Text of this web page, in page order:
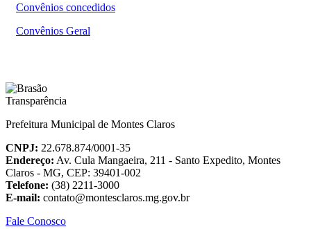
Convênios concedidos
Convênios Geral
Prefeitura Municipal de Montes Claros
CNPJ: 22.678.874/0001-35
Endereço: Av. Cula Mangaeira, 211 - Santo Expedito, Montes
Claros - MG, CEP: 39401-002
Telefone: (38) 2211-3000
E-mail: contato@montesclaros.mg.gov.br
Fale Conosco